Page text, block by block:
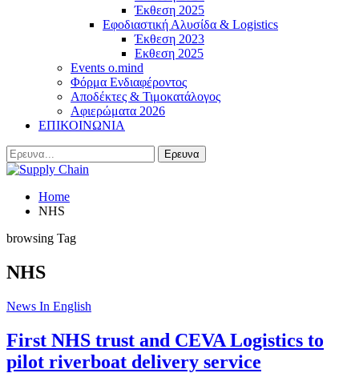
Έκθεση 2025
Εφοδιαστική Αλυσίδα & Logistics
Έκθεση 2023
Εκθεση 2025
Events o.mind
Φόρμα Ενδιαφέροντος
Αποδέκτες & Τιμοκατάλογος
Αφιερώματα 2026
ΕΠΙΚΟΙΝΩΝΙΑ
Home
NHS
browsing Tag
NHS
News In English
First NHS trust and CEVA Logistics to
pilot riverboat delivery service